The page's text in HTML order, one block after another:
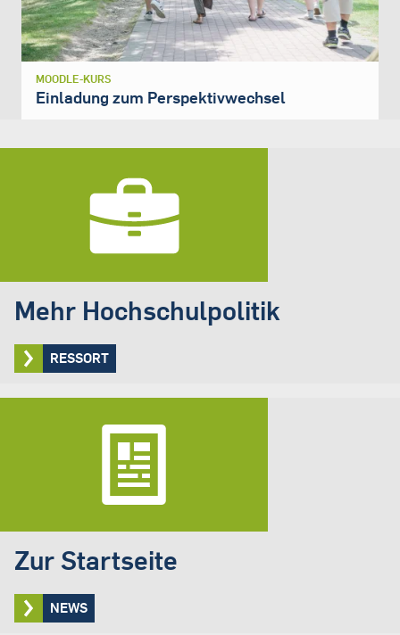
MOODLE-KURS
Einladung zum Perspektivwechsel
Mehr Hochschulpolitik
RESSORT
Zur Startseite
NEWS